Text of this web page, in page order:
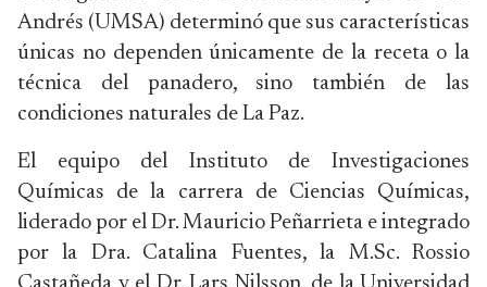
Andrés (UMSA) determinó que sus características
únicas no dependen únicamente de la receta o la
técnica del panadero, sino también de las
condiciones naturales de La Paz.
El equipo del Instituto de Investigaciones
Químicas de la carrera de Ciencias Químicas,
liderado por el Dr. Mauricio Peñarrieta e integrado
por la Dra. Catalina Fuentes, la M.Sc. Rossio